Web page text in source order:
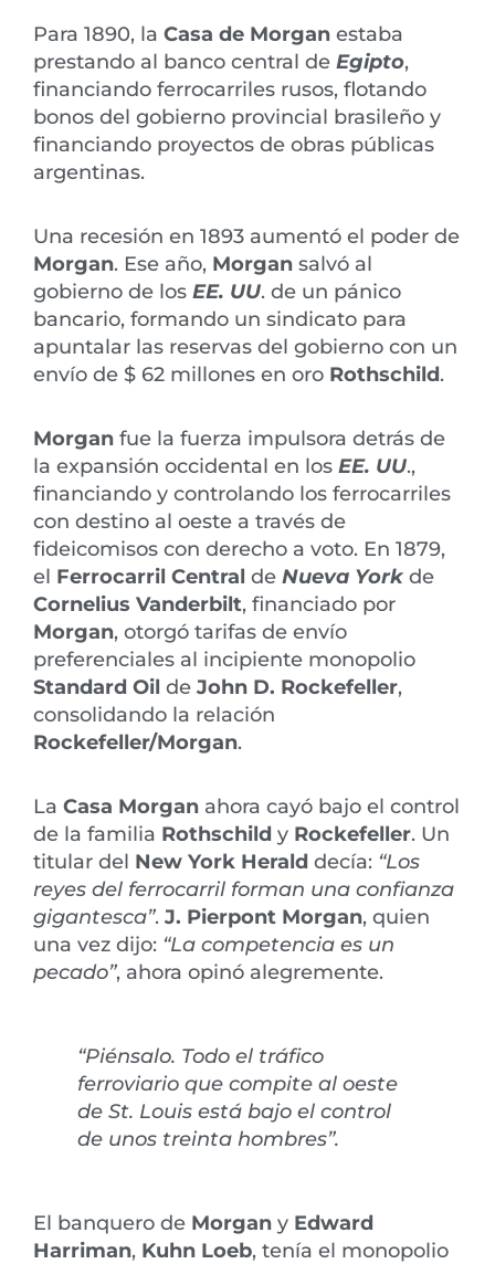
Para 1890, la Casa de Morgan estaba
prestando al banco central de Egipto,
financiando ferrocarriles rusos, flotando
bonos del gobierno provincial brasileño y
financiando proyectos de obras públicas
argentinas.
Una recesión en 1893 aumentó el poder de
Morgan. Ese año, Morgan salvó al
gobierno de los EE. UU. de un pánico
bancario, formando un sindicato para
apuntalar las reservas del gobierno con un
envío de $ 62 millones en oro Rothschild.
Morgan fue la fuerza impulsora detrás de
la expansión occidental en los EE. UU.,
financiando y controlando los ferrocarriles
con destino al oeste a través de
fideicomisos con derecho a voto. En 1879,
el Ferrocarril Central de Nueva Yorkde
Cornelius Vanderbilt, financiado por
Morgan, otorgó tarifas de envío
preferenciales al incipiente monopolio
Standard Oil de John D. Rockefeller,
consolidando la relación
Rockefeller/Morgan.
La Casa Morgan ahora cayó bajo el control
de la familia Rothschild y Rockefeller. Un
titular del New York Herald decía: “Los
reyes del ferrocarril forman una confianza
gigantesca”. J. Pierpont Morgan, quien
una vez dijo: “La competencia es un
pecado”, ahora opinó alegremente.
“Piénsalo. Todo el tráfico
ferroviario que compite al oeste
de St. Louis está bajo el control
de unos treinta hombres”.
El banquero de Morgan y Edward
Harriman, Kuhn Loeb, tenía el monopolio